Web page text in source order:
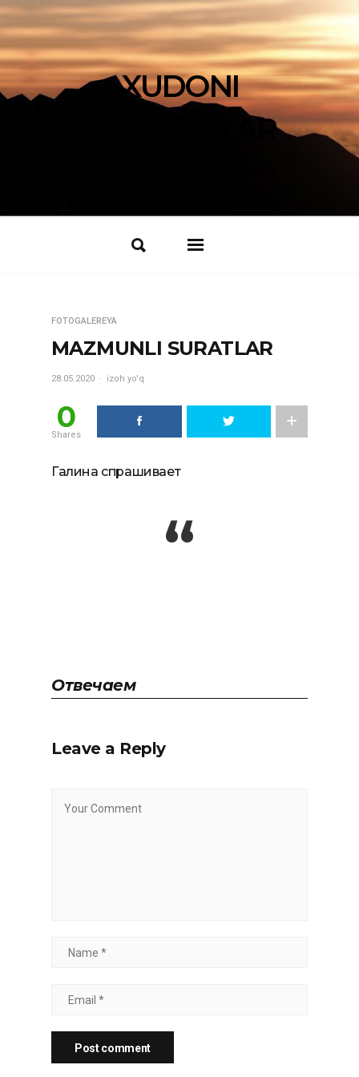
XUDONI
IZLOVCHILAR
FOTOGALEREYA
MAZMUNLI SURATLAR
28.05.2020 izoh yo'q
0
Shares
Галина спрашивает
Отвечаем
Leave a Reply